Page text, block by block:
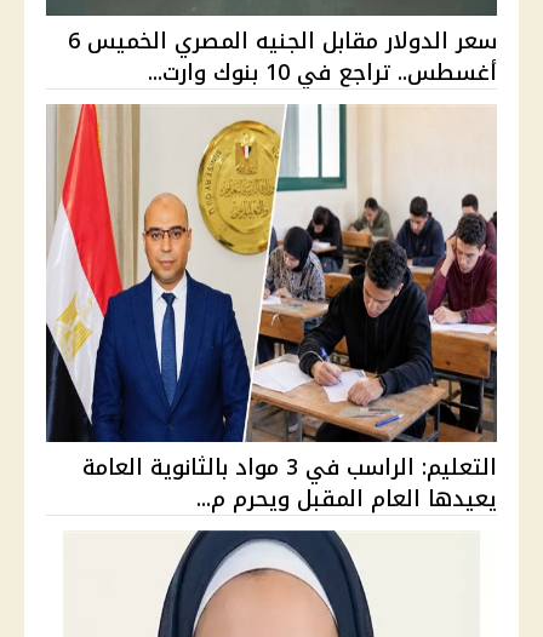
سعر الدولار مقابل الجنيه المصري الخميس 6
أغسطس.. تراجع في 10 بنوك وارت...
التعليم: الراسب في 3 مواد بالثانوية العامة
يعيدها العام المقبل ويحرم م...